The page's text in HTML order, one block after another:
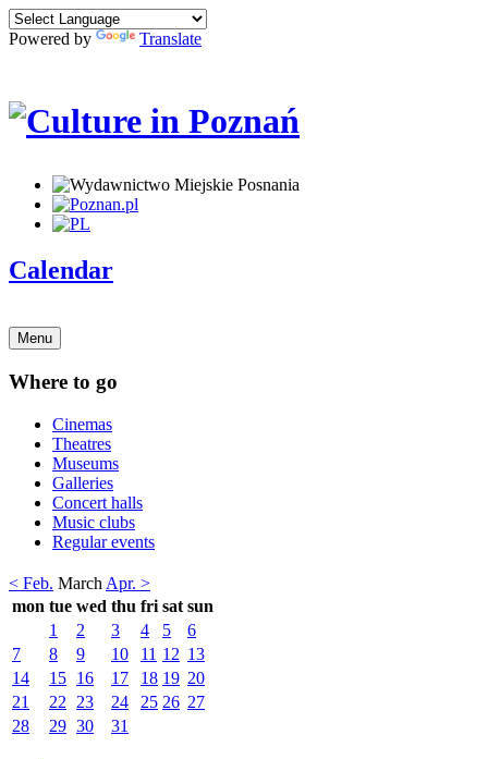
Powered by Translate
Calendar
Menu
Where to go
Cinemas
Theatres
Museums
Galleries
Concert halls
Music clubs
Regular events
< Feb. March Apr. >
mon tue wed thu fri sat sun
1
2 3 4 5
6
7
8 9 10 11 12 13
14
15 16 17 18 19 20
21
22 23 24 25 26 27
28
29 30 31